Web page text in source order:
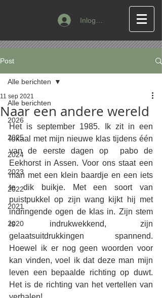
Inloggen
Post
Alle berichten
2026
2025
2024
2023
2022
2021
2020
Alle berichten
Naar een andere wereld
11 sep 2021
Het is september 1985. Ik zit in een
lokaal met mijn nieuwe klas tijdens één
van de eerste dagen op  pabo de
Eekhorst in Assen. Voor ons staat een
man met een klein baardje en een iets
te dik buikje. Met een soort van
puistpukkel op zijn wang kijkt hij met
indringende ogen de klas in. Zijn stem
is indrukwekkend, zijn
gelaatsuitdrukkingen spannend.
Hoewel ik er nog geen woorden voor
kan vinden, voel ik dat deze man mijn
leven een bepaalde richting op duwt.
Het is de richting van het vertellen van